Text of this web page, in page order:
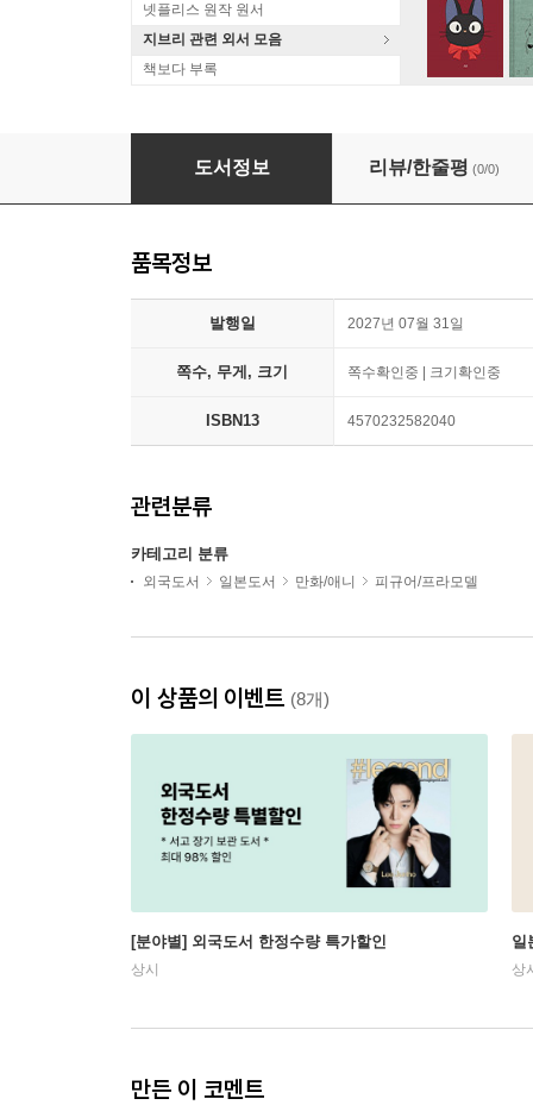
넷플리스 원작 원서
지브리 관련 외서 모음
책보다 부록
굿스마일컴퍼니 하츠네 미쿠 스마일X퓨처 버
도서정보 리뷰/한줄평 (0/0)
품목정보
발행일 2027년 07월 31일
쪽수, 무게, 크기 쪽수확인중 | 크기확인중
ISBN13 4570232582040
관련분류
카테고리 분류
외국도서 일본도서 만화/애니 피규어/프라모델
이 상품의 이벤트 (8개)
[분야별] 외국도서 한정수량 특가할인
상시
일
상
만든 이 코멘트